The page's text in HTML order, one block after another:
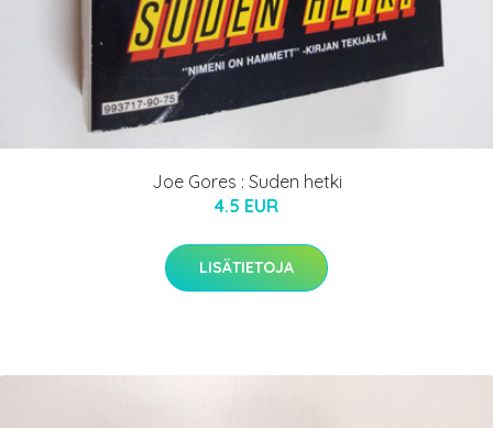
Joe Gores : Suden hetki
4.5 EUR
LISÄTIETOJA